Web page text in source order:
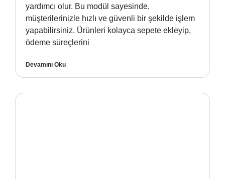
yardımcı olur. Bu modül sayesinde,
müşterilerinizle hızlı ve güvenli bir şekilde işlem
yapabilirsiniz. Ürünleri kolayca sepete ekleyip,
ödeme süreçlerini
Devamını Oku